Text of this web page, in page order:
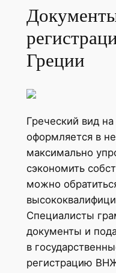
Греции
Греческий вид
оформляется в
максимально
сэкономить
можно
Специалисты
документы и
в
регистрацию